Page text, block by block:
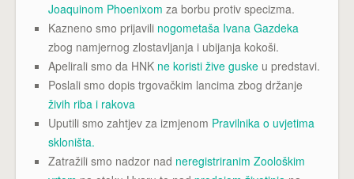
Joaquinom Phoenixom za borbu protiv specizma.
Kazneno smo prijavili nogometaša Ivana Gazdeka
zbog namjernog zlostavljanja i ubijanja kokoši.
Apelirali smo da HNK ne koristi žive guske u predstavi.
Poslali smo dopis trgovačkim lancima zbog držanje
živih riba i rakova
Uputili smo zahtjev za izmjenom Pravilnika o uvjetima
skloništa.
Zatražili smo nadzor nad neregistriranim Zoološkim